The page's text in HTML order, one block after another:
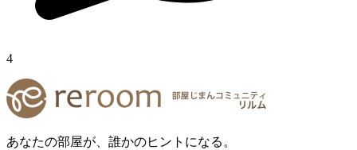
4
あなたの部屋が、誰かのヒントになる。